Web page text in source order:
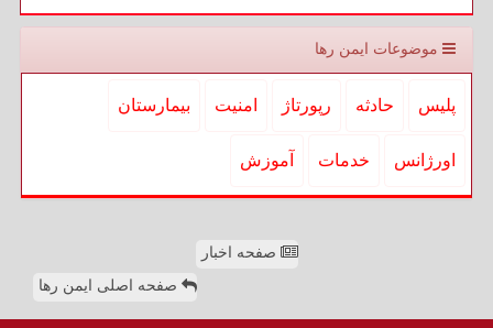
موضوعات ایمن رها
پلیس حادثه رپورتاژ امنیت بیمارستان
اورژانس خدمات آموزش
صفحه اخبار
صفحه اصلی ایمن رها